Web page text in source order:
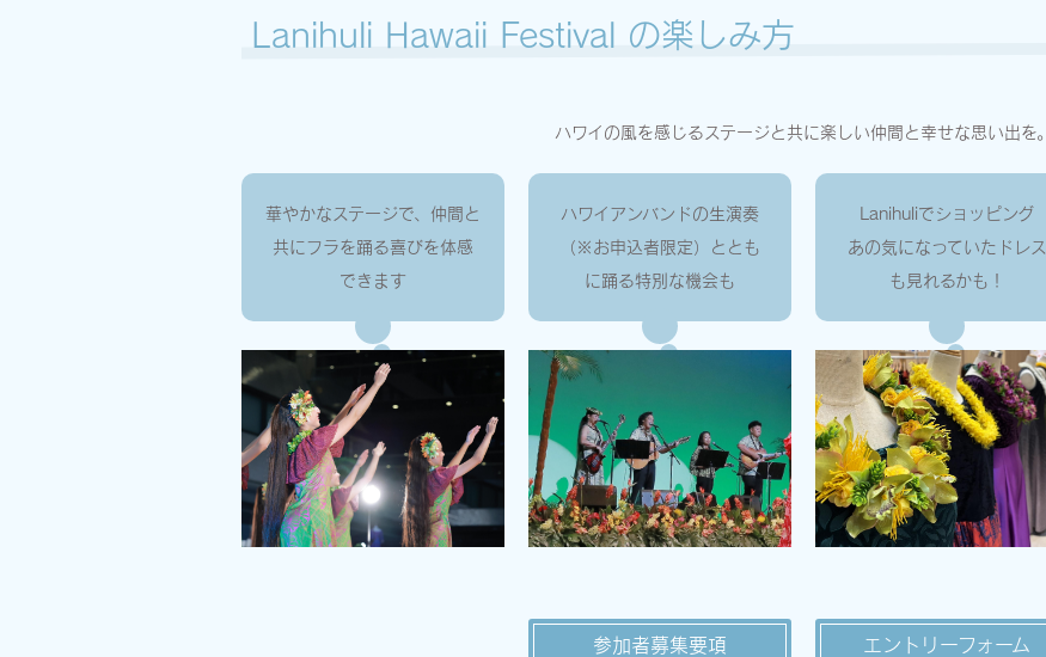
Lanihuli Hawaii Festival の楽しみ方
ハワイの風を感じるステージと共に楽しい仲間と幸せな思い出を。
華やかなステージで、仲間と
共にフラを踊る喜びを体感
できます
ハワイアンバンドの生演奏
（※お申込者限定）ととも
に踊る特別な機会も
Lanihuliでショッピング
あの気になっていたドレス
も見れるかも！
参加者募集要項 エントリーフォーム